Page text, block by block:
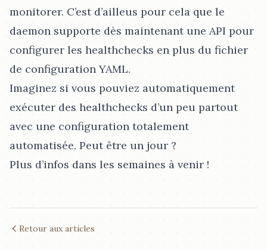
monitorer. C’est d’ailleus pour cela que le
daemon supporte dès maintenant une API pour
configurer les healthchecks en plus du fichier
de configuration YAML.
Imaginez si vous pouviez automatiquement
exécuter des healthchecks d’un peu partout
avec une configuration totalement
automatisée. Peut être un jour ?
Plus d’infos dans les semaines à venir !
Retour aux articles